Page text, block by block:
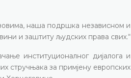
наша подршка независном и
и заштиту људских права свих.“
институционалног дијалога и
стручњака за примјену европских